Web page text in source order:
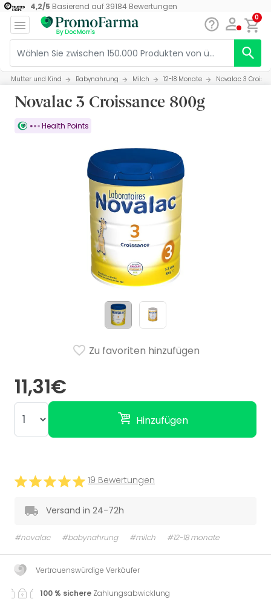
4,2/5 Basierend auf39184 Bewertungen
0
Mutter und Kind Babynahrung Milch 12-18 Monate Novalac 3
Novalac 3 Croissance 800g
Health Points
11,31€
Hinzufügen
Zu favoriten hinzufügen
19 Bewertungen
Versand in 24-72h
#novalac #babynahrung #milch #12-18 monate
Vertrauenswürdige Verkäufer
100 % sichere Zahlungsabwicklung